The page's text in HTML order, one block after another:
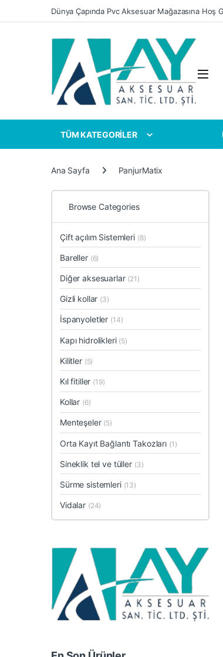
Skip to navigation
Skip to contentDünya Çapında Pvc Aksesuar Mağazasına Hoş
TÜM KATEGORİLER
Ana Sayfa PanjurMatix
Browse Categories
Çift açılım Sistemleri (8)
Bareller (6)
Diğer aksesuarlar (21)
Gizli kollar (3)
İspanyoletler (14)
Kapı hidrolikleri (5)
Kilitler (5)
Kıl fitiller (19)
Kollar (6)
Menteşeler (5)
Orta Kayıt Bağlantı Takozları (1)
Sineklik tel ve tüller (3)
Sürme sistemleri (13)
Vidalar (24)